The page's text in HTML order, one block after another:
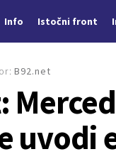
Info Istočni front
uvodi
B92.net